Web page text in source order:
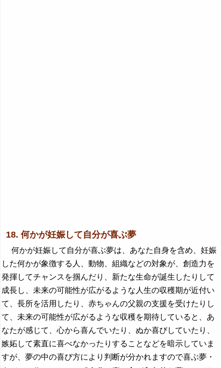
18. 何かが妊娠して自分が喜ぶ夢
何かが妊娠して自分が喜ぶ夢は、あなた自身を含め、妊娠
した何かが象徴する人、動物、組織などの対象が、創造力を
発揮してチャンスを掴んだり、新たな生命が誕生したりして
成長し、未来の可能性が広がるような人生の収穫期が近付い
て、長所を活用したり、赤ちゃんの父親の支援を受けたりし
て、未来の可能性が広がるような収穫を期待していると、あ
なたが感じて、心から喜んでいたり、ぬか喜びしていたり、
嫉妬して素直に喜べなかったりすることなどを暗示していま
すが、夢の中の喜び方により判断が分かれますので喜ぶ夢・